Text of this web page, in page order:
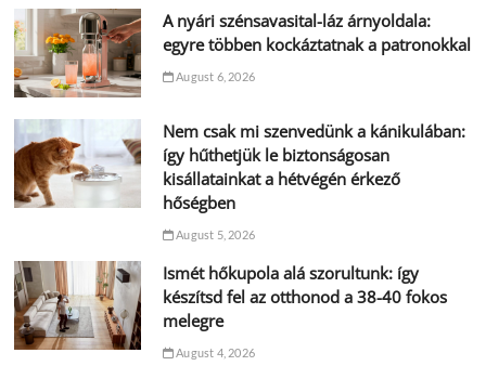
A nyári szénsavasital-láz árnyoldala:
egyre többen kockáztatnak a patronokkal
August 6, 2026
Nem csak mi szenvedünk a kánikulában:
így hűthetjük le biztonságosan
kisállatainkat a hétvégén érkező
hőségben
August 5, 2026
Ismét hőkupola alá szorultunk: így
készítsd fel az otthonod a 38-40 fokos
melegre
August 4, 2026